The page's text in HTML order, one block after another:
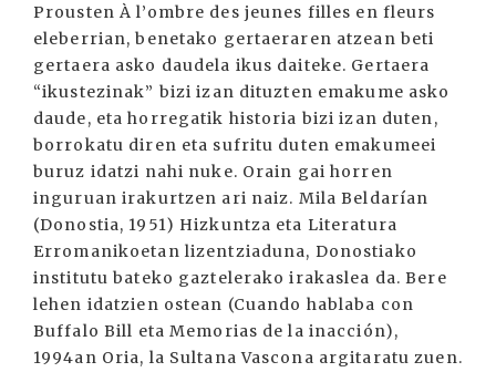
Prousten À l’ombre des jeunes filles en fleurs
eleberrian, benetako gertaeraren atzean beti
gertaera asko daudela ikus daiteke. Gertaera
“ikustezinak” bizi izan dituzten emakume asko
daude, eta horregatik historia bizi izan duten,
borrokatu diren eta sufritu duten emakumeei
buruz idatzi nahi nuke. Orain gai horren
inguruan irakurtzen ari naiz. Mila Beldarían
(Donostia, 1951) Hizkuntza eta Literatura
Erromanikoetan lizentziaduna, Donostiako
institutu bateko gaztelerako irakaslea da. Bere
lehen idatzien ostean (Cuando hablaba con
Buffalo Bill eta Memorias de la inacción),
1994an Oria, la Sultana Vascona argitaratu zuen.